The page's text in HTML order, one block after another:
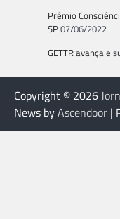
Prêmio
SP07/06/2022
GETTR avança e
Copyright © 2026
News byAscendoor |